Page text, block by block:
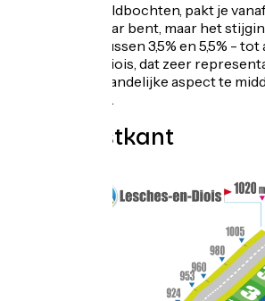
over 5 haarspeldbochten, pakt je
denkt dat je klaar bent, maar het
je niet gaan - tussen 3,5% en 5,5% -
Lesches-en-Diois, dat zeer
regio met zijn landelijke aspect te
lavendelvelden.
Topo oostkant